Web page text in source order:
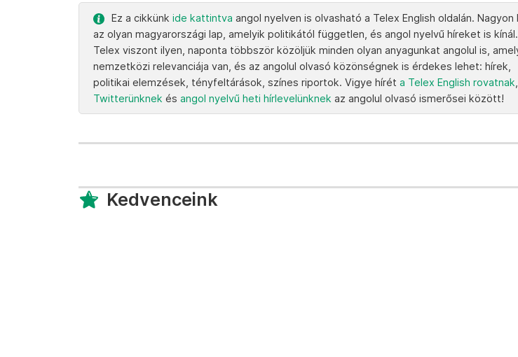
Ez a cikkünk ide kattintva angol nyelven is olvasható a Telex English oldalán. Nagyon
az olyan magyarországi lap, amelyik politikától független, és angol nyelvű híreket is
Telex viszont ilyen, naponta többször közöljük minden olyan anyagunkat angolul is,
nemzetközi relevanciája van, és az angolul olvasó közönségnek is érdekes lehet: hírek,
politikai elemzések, tényfeltárások, színes riportok. Vigye hírét a Telex English rovatnak
Twitterünknek és angol nyelvű heti hírlevelünknek az angolul olvasó ismerősei között!
Kedvenceink